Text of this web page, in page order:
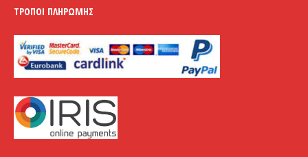
ΤΡΌΠΟΙ ΠΛΗΡΩΜΉΣ